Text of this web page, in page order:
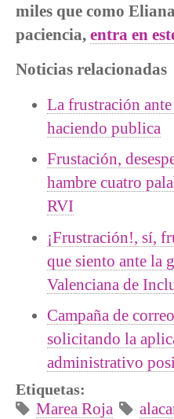
miles que como
paciencia, entra en
Noticias relacionadas
La frustración
haciendo publica
Frustación,
hambre cuatro
RVI
¡Frustración!, sí,
que siento ante la
Valenciana de
Campaña de
solicitando la
administrativo
Etiquetas:
Marea Roja